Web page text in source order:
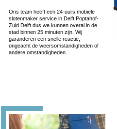
Ons team heeft een 24-uurs mobiele
slotenmaker service in Delft Poptahof-
Zuid Delft dus we kunnen overal in de
stad binnen 25 minuten zijn. Wij
garanderen een snelle reactie,
ongeacht de weersomstandigheden of
andere omstandigheden.